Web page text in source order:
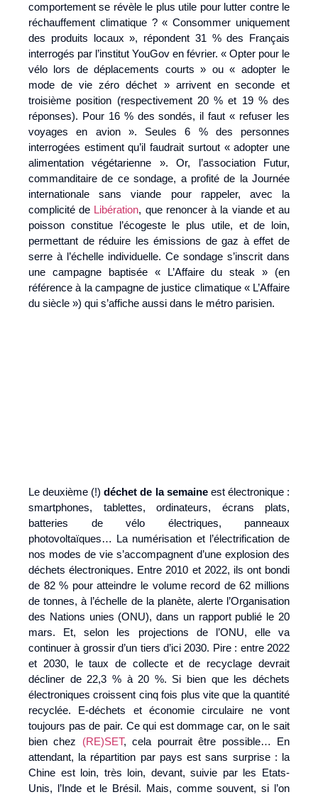
comportement se révèle le plus utile pour lutter contre le
réchauffement climatique ? « Consommer uniquement
des produits locaux », répondent 31 % des Français
interrogés par l’institut YouGov en février. « Opter pour le
vélo lors de déplacements courts » ou « adopter le
mode de vie zéro déchet » arrivent en seconde et
troisième position (respectivement 20 % et 19 % des
réponses). Pour 16 % des sondés, il faut « refuser les
voyages en avion ». Seules 6 % des personnes
interrogées estiment qu’il faudrait surtout « adopter une
alimentation végétarienne ». Or, l’association Futur,
commanditaire de ce sondage, a profité de la Journée
internationale sans viande pour rappeler, avec la
complicité de Libération, que renoncer à la viande et au
poisson constitue l’écogeste le plus utile, et de loin,
permettant de réduire les émissions de gaz à effet de
serre à l’échelle individuelle. Ce sondage s’inscrit dans
une campagne baptisée « L’Affaire du steak » (en
référence à la campagne de justice climatique « L’Affaire
du siècle ») qui s’affiche aussi dans le métro parisien.
Le deuxième (!)déchet de la semaineest électronique :
smartphones, tablettes, ordinateurs, écrans plats,
batteries de vélo électriques, panneaux
photovoltaïques… La numérisation et l’électrification de
nos modes de vie s’accompagnent d’une explosion des
déchets électroniques. Entre 2010 et 2022, ils ont bondi
de 82 % pour atteindre le volume record de 62 millions
de tonnes, à l’échelle de la planète, alerte l’Organisation
des Nations unies (ONU), dans un rapport publié le 20
mars. Et, selon les projections de l’ONU, elle va
continuer à grossir d’un tiers d’ici 2030. Pire : entre 2022
et 2030, le taux de collecte et de recyclage devrait
décliner de 22,3 % à 20 %. Si bien que les déchets
électroniques croissent cinq fois plus vite que la quantité
recyclée. E-déchets et économie circulaire ne vont
toujours pas de pair. Ce qui est dommage car, on le sait
bien chez (RE)SET, cela pourrait être possible… En
attendant, la répartition par pays est sans surprise : la
Chine est loin, très loin, devant, suivie par les Etats-
Unis, l’Inde et le Brésil. Mais, comme souvent, si l’on